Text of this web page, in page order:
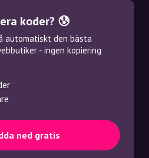
koder? 😰
automatiskt den bästa
- ingen kopiering
ned gratis